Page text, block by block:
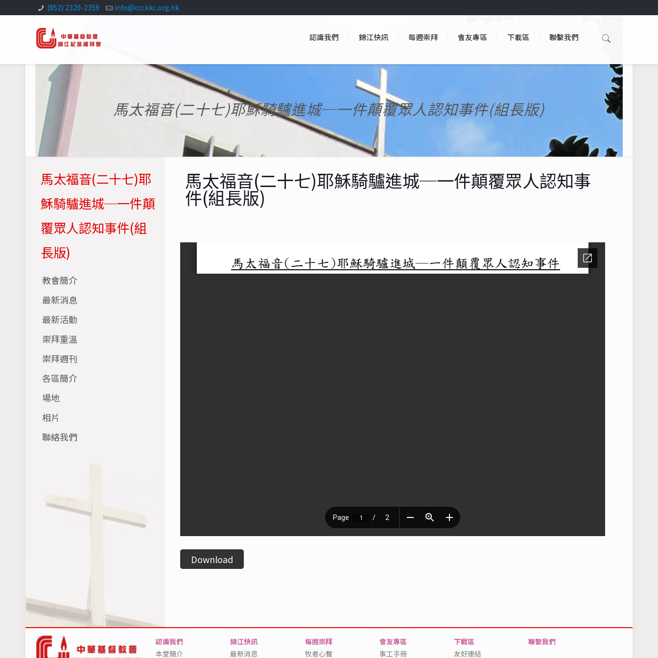
(852) 2320-2359 info@ccckkc.org.hk
認識我們 錦江快訊 每週崇拜 會友專區 下載區 聯繫我們
馬太福音(二十七)耶穌騎驢進城─一件顛覆眾人認知事件(組長版)
馬太福音(二十七)耶
穌騎驢進城─一件顛
覆眾人認知事件(組
長版)
教會簡介
最新消息
最新活動
崇拜重溫
崇拜週刊
各區簡介
場地
相片
聯絡我們
馬太福音(二十七)耶穌騎驢進城─一件顛覆眾人認知事
件(組長版)
Download
認識我們
本堂簡介
錦江快訊
最新消息
每週崇拜
牧者心聲
會友專區
事工手冊
下載區
友好連結
聯繫我們